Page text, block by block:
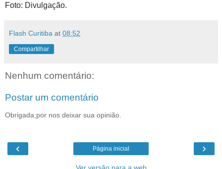
Foto: Divulgação.
Flash Curitiba at 08:52
Compartilhar
Nenhum comentário:
Postar um comentário
Obrigada,por nos deixar sua opinião.
‹ ›
Página inicial
Ver versão para a web